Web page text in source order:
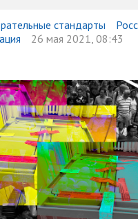
стандарты
26 мая 2021, 08:43